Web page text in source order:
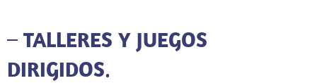
– TALLERES Y JUEGOS
DIRIGIDOS.